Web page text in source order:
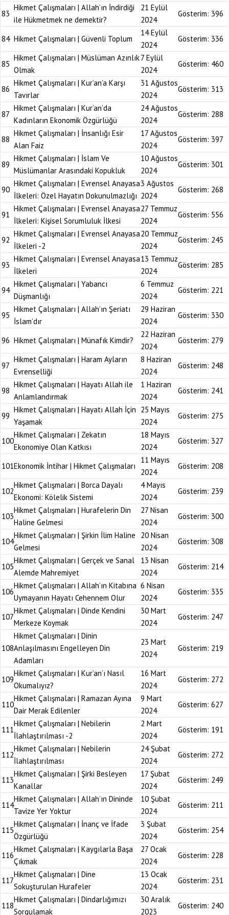
83
Hikmet Çalışmaları | Allah’ın İndirdiği
ile Hükmetmek ne demektir?
21 Eylül
2024
Gösterim: 396
84 Hikmet Çalışmaları | Güvenli Toplum
14 Eylül
2024
Gösterim: 336
85
Hikmet Çalışmaları | Müslüman Azınlık
Olmak
7 Eylül
2024
Gösterim: 460
86
Hikmet Çalışmaları | Kur’an’a Karşı
Tavırlar
31 Ağustos
2024
Gösterim: 313
87
Hikmet Çalışmaları | Kur’an’da
Kadınların Ekonomik Özgürlüğü
24 Ağustos
2024
Gösterim: 288
88
Hikmet Çalışmaları | İnsanlığı Esir
Alan Faiz
17 Ağustos
2024
Gösterim: 397
89
Hikmet Çalışmaları | İslam Ve
Müslümanlar Arasındaki Kopukluk
10 Ağustos
2024
Gösterim: 301
90
Hikmet Çalışmaları | Evrensel Anayasa
İlkeleri: Özel Hayatın Dokunulmazlığı
3 Ağustos
2024
Gösterim: 268
91
Hikmet Çalışmaları | Evrensel Anayasa
İlkeleri: Kişisel Sorumluluk İlkesi
27 Temmuz
2024
Gösterim: 556
92
Hikmet Çalışmaları | Evrensel Anayasa
İlkeleri -2
20 Temmuz
2024
Gösterim: 245
93
Hikmet Çalışmaları | Evrensel Anayasa
İlkeleri
13 Temmuz
2024
Gösterim: 285
94
Hikmet Çalışmaları | Yabancı
Düşmanlığı
6 Temmuz
2024
Gösterim: 221
95
Hikmet Çalışmaları | Allah’ın Şeriatı
İslam’dır
29 Haziran
2024
Gösterim: 330
96 Hikmet Çalışmaları | Münafık Kimdir?
22 Haziran
2024
Gösterim: 279
97
Hikmet Çalışmaları | Haram Ayların
Evrenselliği
8 Haziran
2024
Gösterim: 248
98
Hikmet Çalışmaları | Hayatı Allah ile
Anlamlandırmak
1 Haziran
2024
Gösterim: 241
99
Hikmet Çalışmaları | Hayatı Allah İçin
Yaşamak
25 Mayıs
2024
Gösterim: 275
100
Hikmet Çalışmaları | Zekatın
Ekonomiye Olan Katkısı
18 Mayıs
2024
Gösterim: 327
101Ekonomik İntihar | Hikmet Çalışmaları
11 Mayıs
2024
Gösterim: 208
102
Hikmet Çalışmaları | Borca Dayalı
Ekonomi: Kölelik Sistemi
4 Mayıs
2024
Gösterim: 239
103
Hikmet Çalışmaları | Hurafelerin Din
Haline Gelmesi
27 Nisan
2024
Gösterim: 300
104
Hikmet Çalışmaları | Şirkin İlim Haline
Gelmesi
20 Nisan
2024
Gösterim: 308
105
Hikmet Çalışmaları | Gerçek ve Sanal
Alemde Mahremiyet
13 Nisan
2024
Gösterim: 214
106
Hikmet Çalışmaları | Allah’ın Kitabına
Uymayanın Hayatı Cehennem Olur
6 Nisan
2024
Gösterim: 335
107
Hikmet Çalışmaları | Dinde Kendini
Merkeze Koymak
30 Mart
2024
Gösterim: 247
108
Hikmet Çalışmaları | Dinin
Anlaşılmasını Engelleyen Din
Adamları
23 Mart
2024
Gösterim: 219
109
Hikmet Çalışmaları | Kur’an’ı Nasıl
Okumalıyız?
16 Mart
2024
Gösterim: 272
110
Hikmet Çalışmaları | Ramazan Ayına
Dair Merak Edilenler
9 Mart
2024
Gösterim: 627
111
Hikmet Çalışmaları | Nebilerin
İlahlaştırılması -2
2 Mart
2024
Gösterim: 191
112
Hikmet Çalışmaları | Nebilerin
İlahlaştırılması
24 Şubat
2024
Gösterim: 272
113
Hikmet Çalışmaları | Şirki Besleyen
Kanallar
17 Şubat
2024
Gösterim: 249
114
Hikmet Çalışmaları | Allah’ın Dininde
Tavize Yer Yoktur
10 Şubat
2024
Gösterim: 211
115
Hikmet Çalışmaları | İnanç ve İfade
Özgürlüğü
3 Şubat
2024
Gösterim: 254
116
Hikmet Çalışmaları | Kaygılarla Başa
Çıkmak
27 Ocak
2024
Gösterim: 228
117
Hikmet Çalışmaları | Dine
Sokuşturulan Hurafeler
13 Ocak
2024
Gösterim: 231
118
Hikmet Çalışmaları | Dindarlığımızı
Sorgulamak
30 Aralık
2023
Gösterim: 240